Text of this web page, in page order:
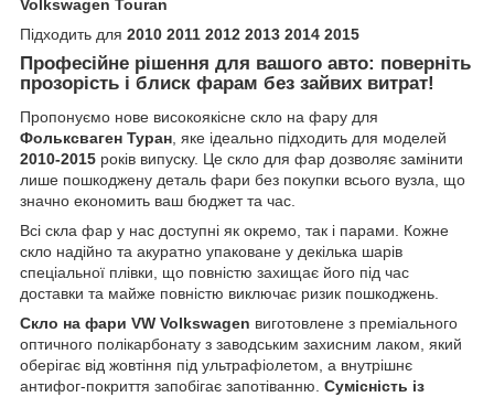
Volkswagen Touran
Підходить для 2010 2011 2012 2013 2014 2015
Професійне рішення для вашого авто: поверніть
прозорість і блиск фарам без зайвих витрат!
Пропонуємо нове високоякісне скло на фару для
Фольксваген Туран, яке ідеально підходить для моделей
2010-2015 років випуску. Це скло для фар дозволяє замінити
лише пошкоджену деталь фари без покупки всього вузла, що
значно економить ваш бюджет та час.
Всі скла фар у нас доступні як окремо, так і парами. Кожне
скло надійно та акуратно упаковане у декілька шарів
спеціальної плівки, що повністю захищає його під час
доставки та майже повністю виключає ризик пошкоджень.
Скло на фари VW Volkswagen виготовлене з преміального
оптичного полікарбонату з заводським захисним лаком, який
оберігає від жовтіння під ультрафіолетом, а внутрішнє
антифог-покриття запобігає запотіванню. Сумісність із